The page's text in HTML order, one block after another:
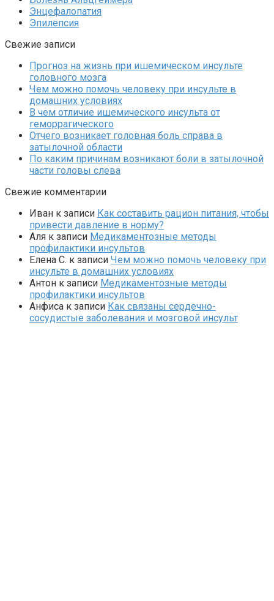
Энцефалопатия
Эпилепсия
Свежие записи
Прогноз на жизнь при ишемическом инсульте
головного мозга
Чем можно помочь человеку при инсульте в
домашних условиях
В чем отличие ишемического инсульта от
геморрагического
Отчего возникает головная боль справа в
затылочной области
По каким причинам возникают боли в затылочной
части головы слева
Свежие комментарии
Иван к записи Как составить рацион питания, чтобы
привести давление в норму?
Аля к записи Медикаментозные методы
профилактики инсультов
Елена С. к записи Чем можно помочь человеку при
инсульте в домашних условиях
Антон к записи Медикаментозные методы
профилактики инсультов
Анфиса к записи Как связаны сердечно-
сосудистые заболевания и мозговой инсульт